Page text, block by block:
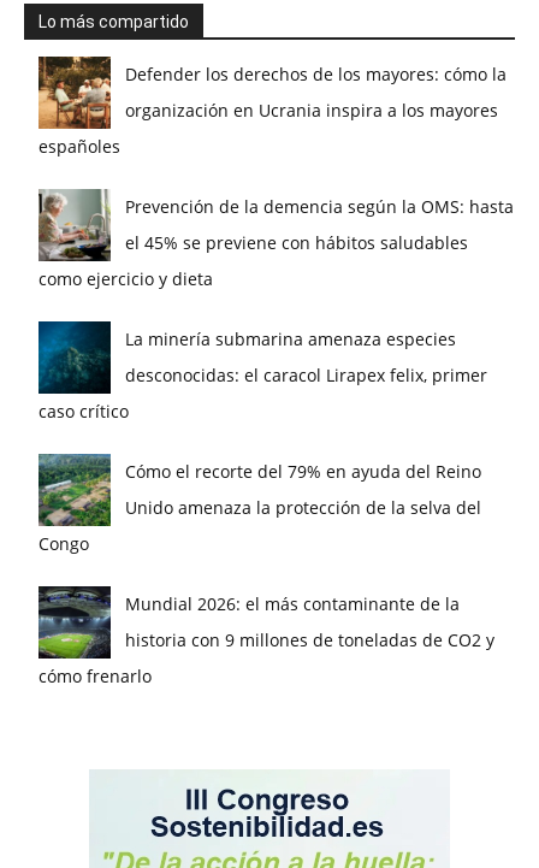
Lo más compartido
Defender los derechos de los mayores: cómo la
organización en Ucrania inspira a los mayores
españoles
Prevención de la demencia según la OMS: hasta
el 45% se previene con hábitos saludables
como ejercicio y dieta
La minería submarina amenaza especies
desconocidas: el caracol Lirapex felix, primer
caso crítico
Cómo el recorte del 79% en ayuda del Reino
Unido amenaza la protección de la selva del
Congo
Mundial 2026: el más contaminante de la
historia con 9 millones de toneladas de CO2 y
cómo frenarlo